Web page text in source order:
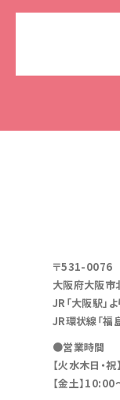
〒531-0076
大阪府大阪
JR「大阪駅」
JR環状線「福
●営業時間
【火水木日・
【金土】